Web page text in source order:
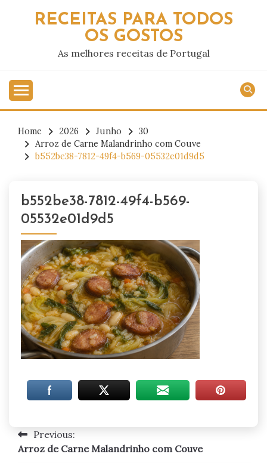
RECEITAS PARA TODOS
OS GOSTOS
As melhores receitas de Portugal
Home 2026 Junho
30
Arroz de Carne Malandrinho com Couve
b552be38-7812-49f4-b569-05532e01d9d5
b552be38-7812-49f4-b569-
05532e01d9d5
Navegação
Previous:
Arroz de Carne Malandrinho com Couve